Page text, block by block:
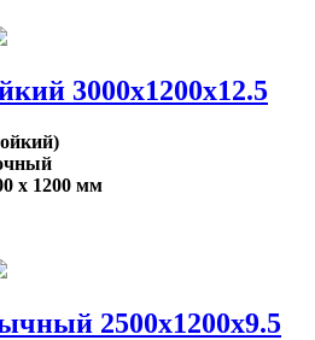
3000x1200x12.5
x 1200 мм
2500х1200х9.5